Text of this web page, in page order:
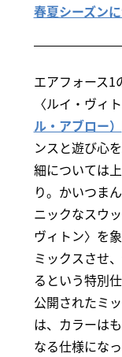
春夏シーズン
エアフォース1
〈ルイ・ヴィ
ル・アブロー）
ンスと遊び心
細については
り。かいつま
ニックなスウ
ヴィトン〉を
ミックスさせ
るという特別
公開されたミ
は、カラーは
なる仕様にな